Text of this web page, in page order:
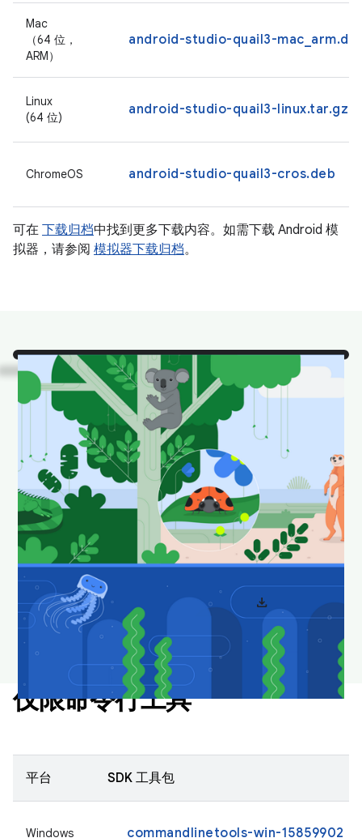
Mac
（64 位，
ARM）
android-studio-quail3-
Linux
(64 位)
android-studio-quail3-linux.tar.gz
ChromeOS android-studio-quail3-cros.deb
可在 下载归档中找到更多下载内容。如需下载 Android 模
拟器，请参阅 模拟器下载归档。
看！ 这些是 Android
Studio 中一些我们喜爱的
动物在其自然栖息地中的
照片。
下载并设置为壁纸，让您的桌面看起来时尚新颖。
下载 Android Studio 壁纸 download
仅限命令行工具
平台 SDK 工具包
Windows commandlinetools-win-